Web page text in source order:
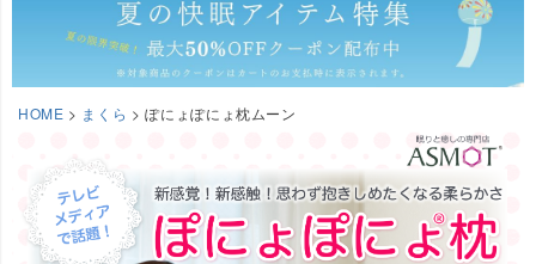
HOME まくら ぽにょぽにょ枕ムーン